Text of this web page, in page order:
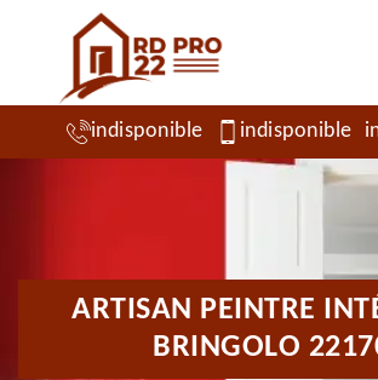
indisponible indisponible
ARTISAN PEINTRE
BRINGOLO